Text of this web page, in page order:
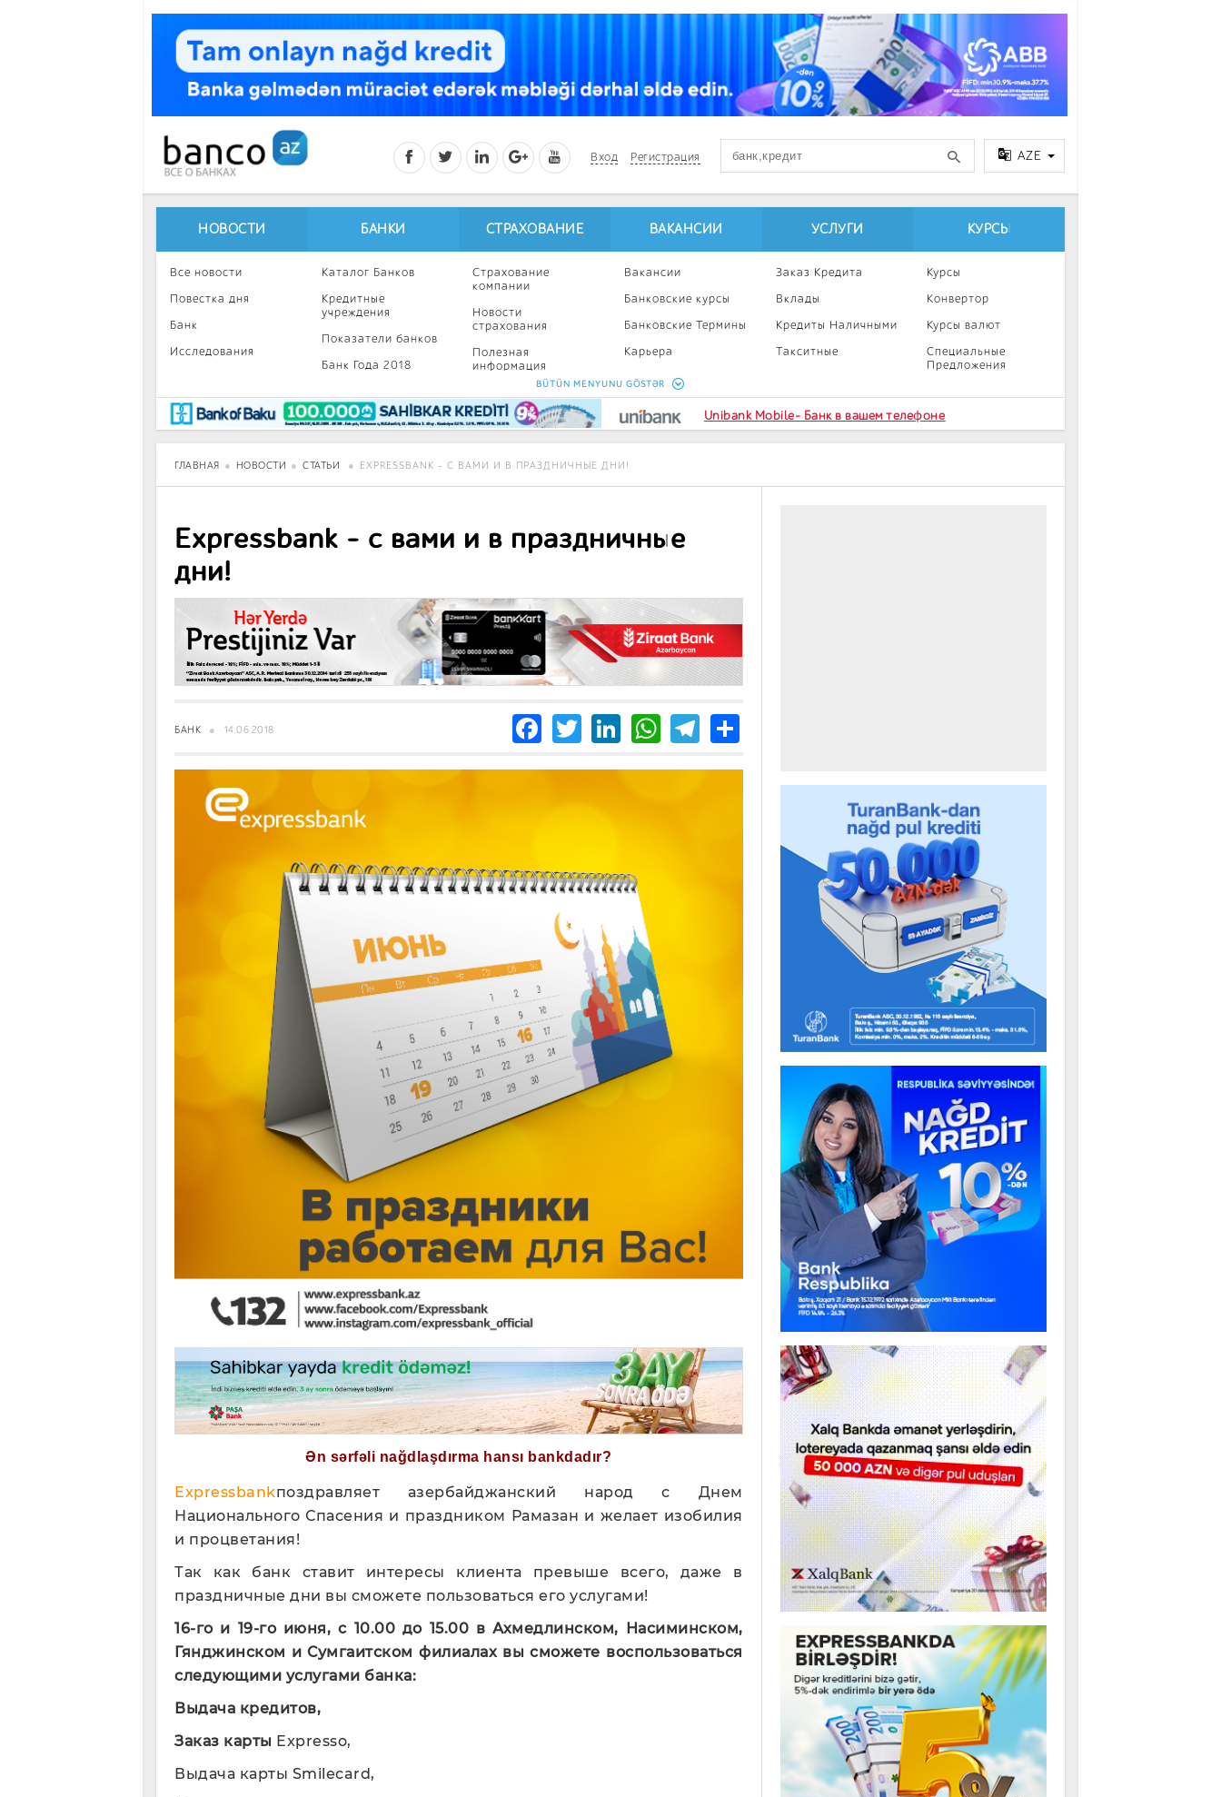
Вход Регистрация AZE
НОВОСТИ
Все новости
Повестка дня
Банк
Исследования
Инвестиции
BancoTV
БАНКИ
Каталог Банков
Кредитные
учреждения
Показатели банков
Банк Года 2018
СТРАХОВАНИЕ
Страхование
компании
Новости
страхования
Полезная
информация
калькулятор
ВАКАНСИИ
Вакансии
Банковские курсы
Банковские Термины
Карьера
Профессиональное
развитие
УСЛУГИ
Заказ Кредита
Вклады
Кредиты Наличными
Такситные
КУРСЫ
Курсы
Конвертор
Курсы валют
Специальные
Предложения
BÜTÜN MENYUNU GÖSTƏR
Unibank Mobile- Банк в вашем телефоне
ГЛАВНАЯ НОВОСТИ СТАТЬИ EXPRESSBANK - С ВАМИ И В ПРАЗДНИЧНЫЕ ДНИ!
Expressbank - с вами и в праздничные
дни!
БАНК 14.06.2018 Facebook
TwitterLinkedIn
WhatsApp
Telegram
Share
Ən sərfəli nağdlaşdırma hansı bankdadır?
Expressbankпоздравляет азербайджанский народ с Днем
Национального Спасения и праздником Рамазан и желает изобилия
и процветания!
Так как банк ставит интересы клиента превыше всего, даже в
праздничные дни вы сможете пользоваться его услугами!
16-го и 19-го июня, с 10.00 до 15.00 в Ахмедлинском, Насиминском,
Гянджинском и Сумгаитском филиалах вы сможете воспользоваться
следующими услугами банка:
Выдача кредитов,
Заказ карты Expresso,
Выдача карты Smilecard,